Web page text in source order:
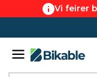
Vi feirer